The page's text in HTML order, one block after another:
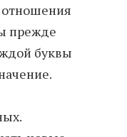
отношения
прежде
буквы